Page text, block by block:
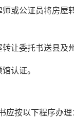
或公证员将房屋
让委托书送县及
认证。
按以下程序办理：